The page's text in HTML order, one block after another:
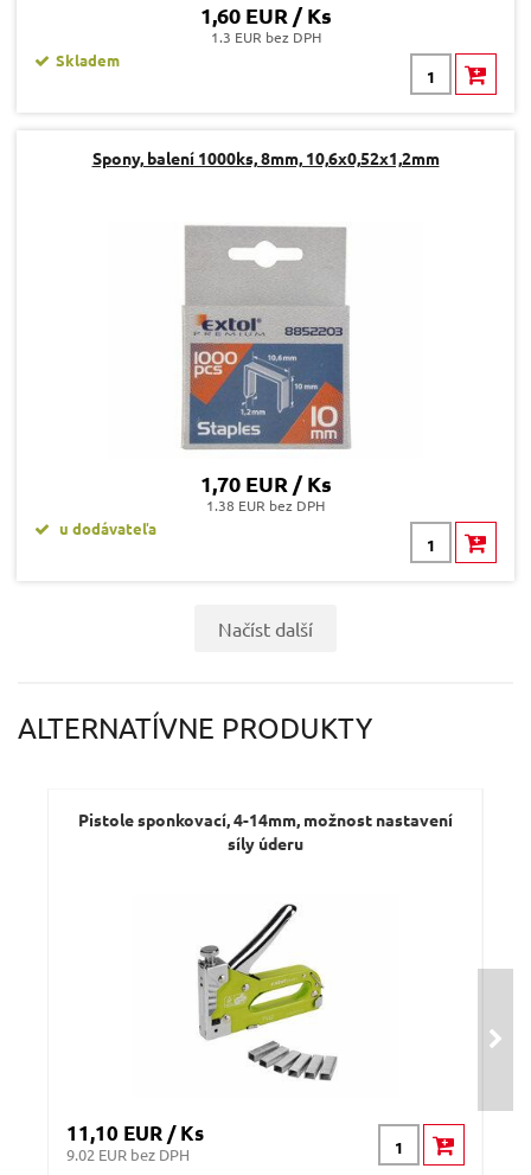
1,60 EUR / Ks
1.3 EUR bez DPH
Skladem
Spony, balení 1000ks, 8mm, 10,6x0,52x1,2mm
1,70 EUR / Ks
1.38 EUR bez DPH
u dodávateľa
Načíst další
ALTERNATÍVNE PRODUKTY
Pistole sponkovací, 4-14mm, možnost nastavení
síly úderu
11,10 EUR / Ks
9.02 EUR bez DPH